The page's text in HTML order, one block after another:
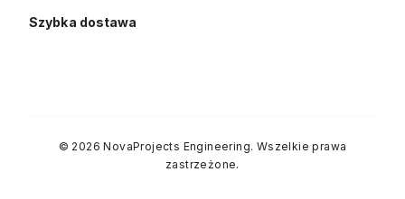
Szybka dostawa
© 2026 NovaProjects Engineering. Wszelkie prawa
zastrzeżone.